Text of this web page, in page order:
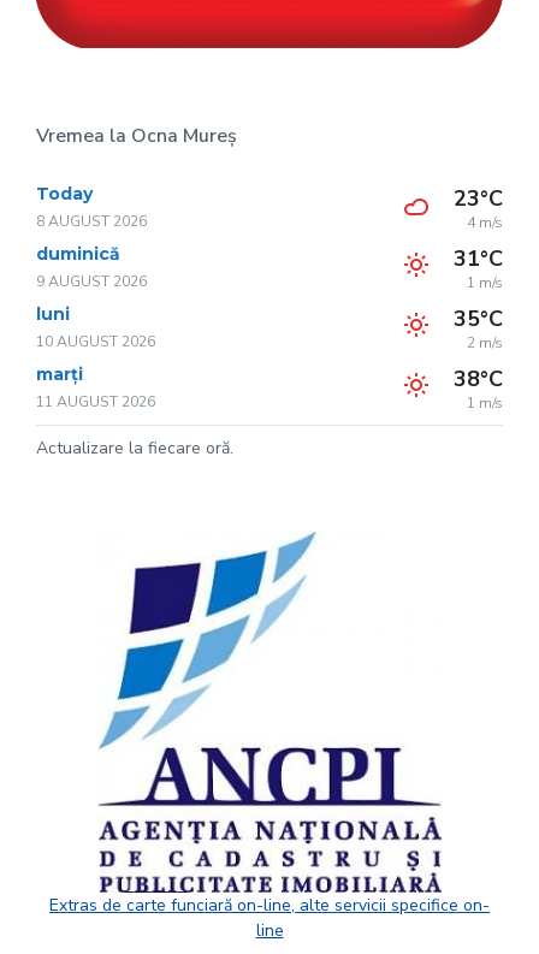
Vremea la Ocna Mureș
Today
8 AUGUST 2026
23°C
4 m/s
duminică
9 AUGUST 2026
31°C
1 m/s
luni
10 AUGUST 2026
35°C
2 m/s
marți
11 AUGUST 2026
38°C
1 m/s
Actualizare la fiecare oră.
Extras de carte funciară on-line, alte servicii specifice on-
line